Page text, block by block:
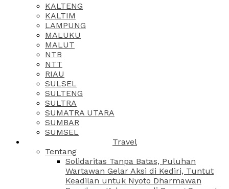
KALTENG
KALTIM
LAMPUNG
MALUKU
MALUT
NTB
NTT
RIAU
SULSEL
SULTENG
SULTRA
SUMATRA UTARA
SUMBAR
SUMSEL
Travel
Tentang
Solidaritas Tanpa Batas, Puluhan
Wartawan Gelar Aksi di Kediri, Tuntut
Keadilan untuk Nyoto Dharmawan